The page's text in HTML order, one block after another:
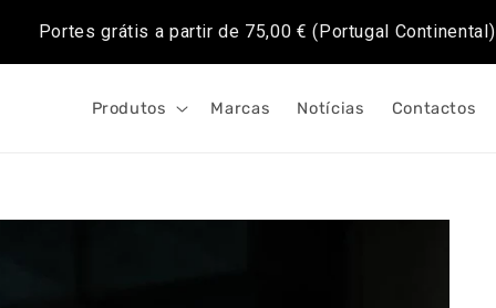
Portes grátis a partir de 75,00 € (Portugal Continental)
Produtos Marcas Notícias Contactos